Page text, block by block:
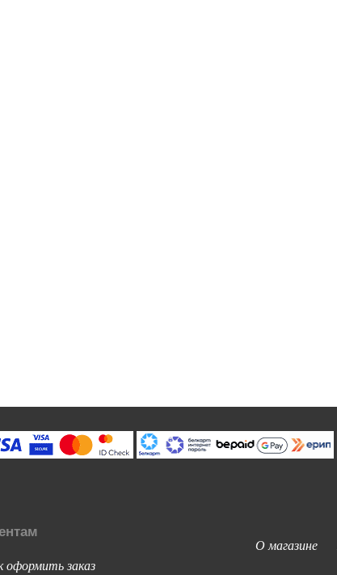
оформить заказ
О магазине